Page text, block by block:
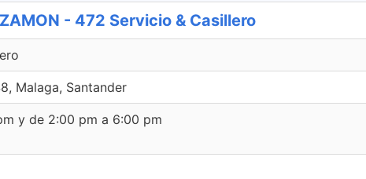
- 472 Servicio & Casillero
Malaga, Santander
y de 2:00 pm a 6:00 pm